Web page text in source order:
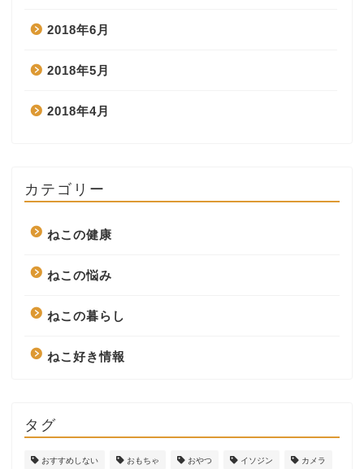
2018年6月
2018年5月
2018年4月
カテゴリー
ねこの健康
ねこの悩み
ねこの暮らし
ねこ好き情報
タグ
おすすめしない おもちゃ おやつ イソジン カメラ